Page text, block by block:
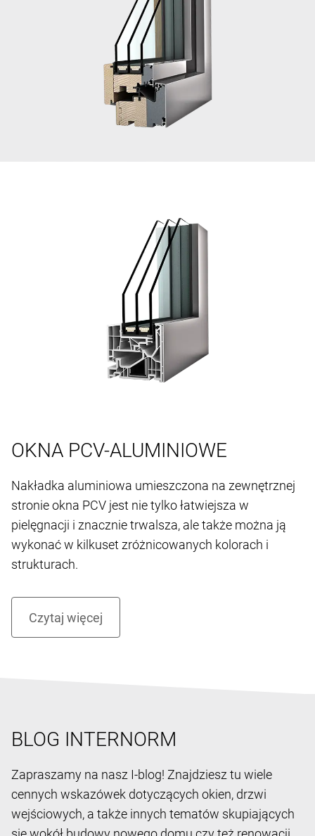
OKNA PCV-ALUMINIOWE
Nakładka aluminiowa umieszczona na zewnętrznej
stronie okna PCV jest nie tylko łatwiejsza w
pielęgnacji i znacznie trwalsza, ale także można ją
wykonać w kilkuset zróżnicowanych kolorach i
strukturach.
BLOG INTERNORM
Zapraszamy na nasz I-blog! Znajdziesz tu wiele
cennych wskazówek dotyczących okien, drzwi
wejściowych, a także innych tematów skupiających